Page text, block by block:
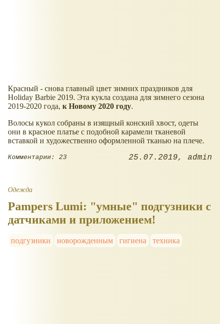
Красный - снова главный цвет зимних праздников для
Holiday Barbie 2019. Эта кукла создана для зимнего сезона
2019-2020 года, к Новому 2020 году.
Волосы кукол собраны в изящный конский хвост, одеты
они в красное платье с подобной карамели тканевой
вставкой и художественно оформленной тканью на плече.
Комментарии: 23 25.07.2019 admin
Одежда
Pampers Lumi: "умные" подгузники с
датчиками и приложением!
подгузники новорожденным гигиена техника